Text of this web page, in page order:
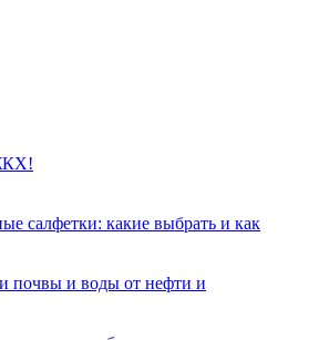
салфетки: какие выбрать и как
почвы и воды от нефти и